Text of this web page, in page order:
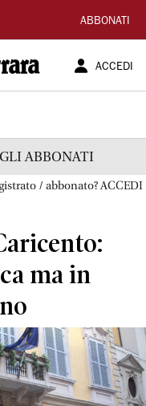
ABBONATI
ACCEDI
ABBONATI
/ abbonato? ACCEDI
ma in